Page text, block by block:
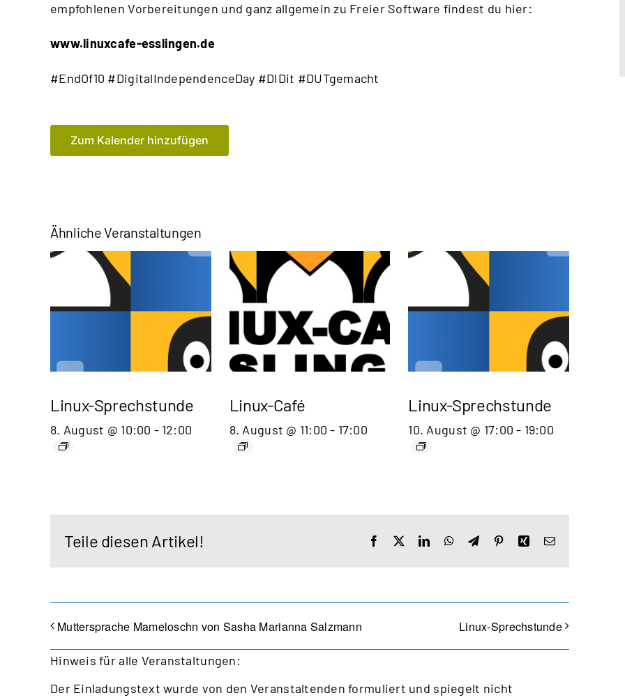
empfohlenen Vorbereitungen und ganz allgemein zu Freier Software findest du hier:
www.linuxcafe-esslingen.de
#EndOf10 #DigitalIndependenceDay #DIDit #DUTgemacht
Zum Kalender hinzufügen
Ähnliche Veranstaltungen
Linux-Sprechstunde
8. August @ 10:00 - 12:00
Linux-Café
8. August @ 11:00 - 17:00
Linux-Sprechstunde
10. August @ 17:00 - 19:00
Teile diesen Artikel! Facebook LinkedInWhatsApp
TelegramPinterestXingE-
Muttersprache Mameloschn von Sasha Marianna Salzmann Linux-Sprechstunde
Hinweis für alle Veranstaltungen:
Der Einladungstext wurde von den Veranstaltenden formuliert und spiegelt nicht